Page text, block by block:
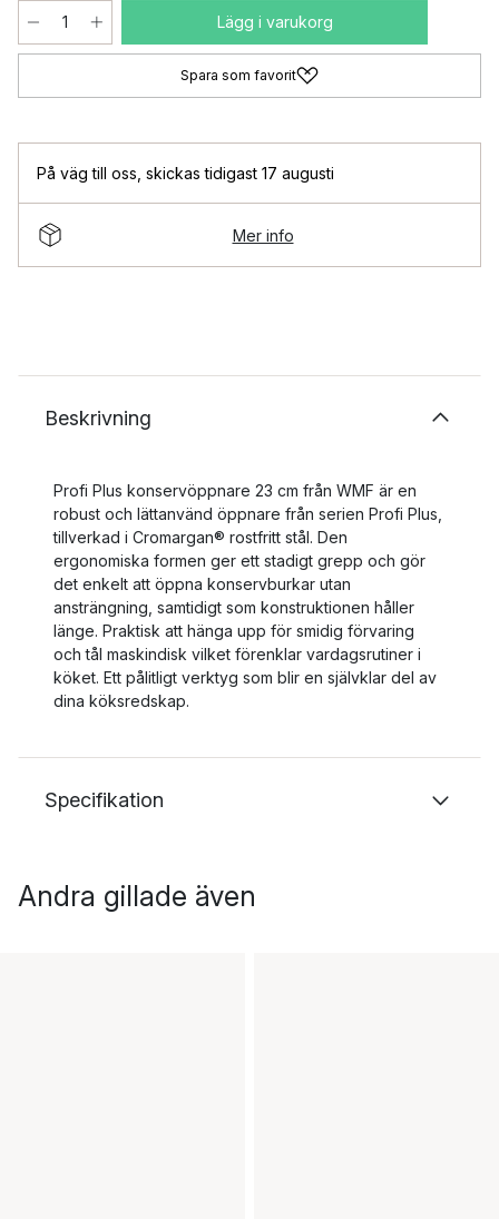
Lägg i varukorg
Spara som favorit
På väg till oss skickas tidigast 17 augusti
Mer info
Beskrivning
Profi Plus konservöppnare 23 cm från WMF är en
robust och lättanvänd öppnare från serien Profi Plus,
tillverkad i Cromargan® rostfritt stål. Den
ergonomiska formen ger ett stadigt grepp och gör
det enkelt att öppna konservburkar utan
ansträngning, samtidigt som konstruktionen håller
länge. Praktisk att hänga upp för smidig förvaring
och tål maskindisk vilket förenklar vardagsrutiner i
köket. Ett pålitligt verktyg som blir en självklar del av
dina köksredskap.
Specifikation
Andra gillade även